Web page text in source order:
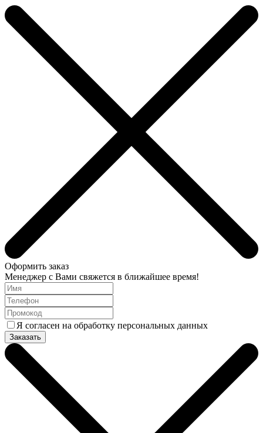
Оформить заказ
Менеджер с Вами свяжется в ближайшее время!
Я согласен на обработку персональных данных
Заказать